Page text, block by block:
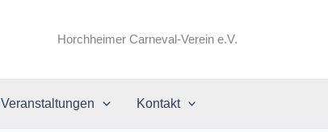
Horchheimer Carneval-Verein e.V.
Veranstaltungen Kontakt